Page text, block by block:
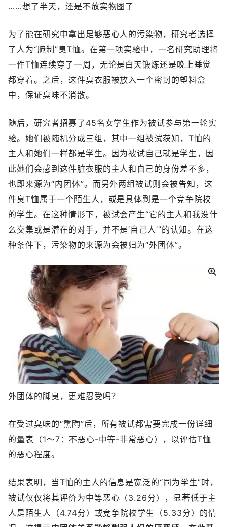
……想了半天，还是不放实物图了
为了能在研究中拿出足够恶心人的污染物，研究者选择
了人为“腌制”臭T恤。在第一项实验中，一名研究助理将
一件T恤连续穿了一周，无论是白天锻炼还是晚上睡觉
都穿着。之后，这件臭衣服被放入一个密封的塑料盒
中，保证臭味不消散。
随后，研究者招募了45名女学生作为被试参与第一轮实
验。她们被随机分成三组，其中一组被试获知，T恤的
主人和她们一样都是学生。因为被试自己就是学生，因
此她们会感到这件脏衣服的主人和自己的身份差不多，
也即来源为“内团体”。而另外两组被试则会被告知，这
件臭T恤属于一个陌生人，或是具体到是一个竞争院校
的学生。在这种情形下，被试会产生“它的主人和我没什
么交集或是潜在的对手，并不是‘自己人’”的认知。在这
种条件下，污染物的来源为会被归为“外团体”。
外团体的脚臭，更难忍受吗？
在受过臭味的“熏陶”后，所有被试都需要完成一份详细
的量表（1～7：不恶心-中等-非常恶心），以评估T恤
的恶心程度。
结果表明，当T恤的主人的信息是宽泛的“同为学生”时，
被试仅仅将其评价为中等恶心（3.26分），显著低于主
人是陌生人（4.74分）或竞争院校学生（5.33分）的情